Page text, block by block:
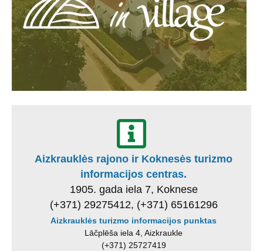
Aizkrauklės rajono ir Koknesės turizmo
informacijos centras.
1905. gada iela 7, Koknese
(+371) 29275412, (+371) 65161296
Aizkrauklės turizmo informacijos punktas
Lāčplēša iela 4, Aizkraukle
(+371) 25727419